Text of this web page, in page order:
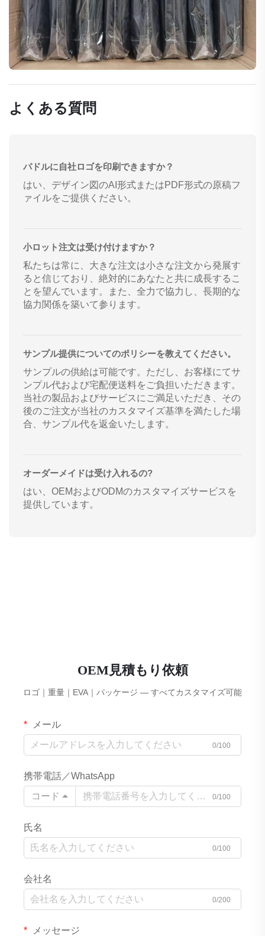
よくある質問
パドルに自社ロゴを印刷できますか？
はい、デザイン図のAI形式またはPDF形式の原稿フ
ァイルをご提供ください。
小ロット注文は受け付けますか？
私たちは常に、大きな注文は小さな注文から発展す
ると信じており、絶対的にあなたと共に成長するこ
とを望んでいます。また、全力で協力し、長期的な
協力関係を築いて参ります。
サンプル提供についてのポリシーを教えてください。
サンプルの供給は可能です。ただし、お客様にてサ
ンプル代および宅配便送料をご負担いただきます。
当社の製品およびサービスにご満足いただき、その
後のご注文が当社のカスタマイズ基準を満たした場
合、サンプル代を返金いたします。
オーダーメイドは受け入れるの?
はい、OEMおよびODMのカスタマイズサービスを
提供しています。
OEM見積もり依頼
ロゴ｜重量｜EVA｜パッケージ — すべてカスタマイズ可能
メール
0/100
携帯電話／WhatsApp
コード
0/100
氏名
0/100
会社名
0/200
メッセージ